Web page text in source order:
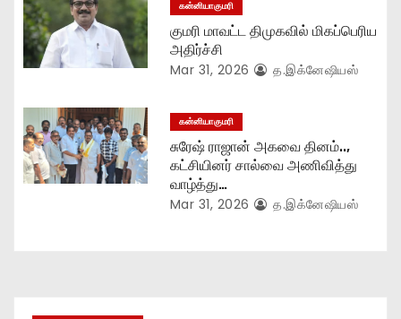
கன்னியாகுமரி
குமரி மாவட்ட திமுகவில் மிகப்பெரிய
அதிர்ச்சி
Mar 31, 2026 த.இக்னேஷியஸ்
கன்னியாகுமரி
சுரேஷ் ராஜான் அகவை தினம்..,
கட்சியினர் சால்வை அணிவித்து
வாழ்த்து…
Mar 31, 2026 த.இக்னேஷியஸ்